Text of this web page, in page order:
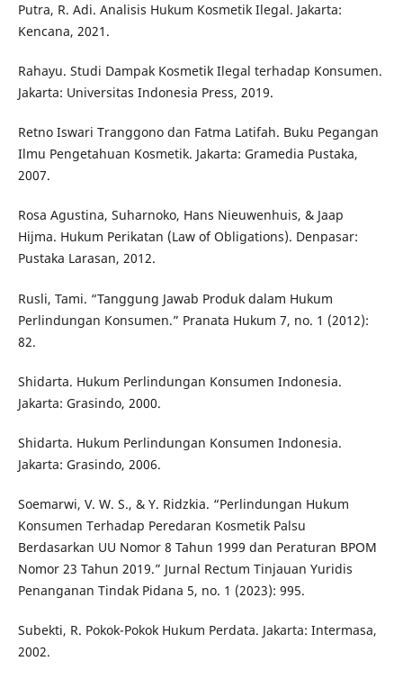
Putra, R. Adi. Analisis Hukum Kosmetik Ilegal. Jakarta:
Kencana, 2021.
Rahayu. Studi Dampak Kosmetik Ilegal terhadap Konsumen.
Jakarta: Universitas Indonesia Press, 2019.
Retno Iswari Tranggono dan Fatma Latifah. Buku Pegangan
Ilmu Pengetahuan Kosmetik. Jakarta: Gramedia Pustaka,
2007.
Rosa Agustina, Suharnoko, Hans Nieuwenhuis, & Jaap
Hijma. Hukum Perikatan (Law of Obligations). Denpasar:
Pustaka Larasan, 2012.
Rusli, Tami. “Tanggung Jawab Produk dalam Hukum
Perlindungan Konsumen.” Pranata Hukum 7, no. 1 (2012):
82.
Shidarta. Hukum Perlindungan Konsumen Indonesia.
Jakarta: Grasindo, 2000.
Shidarta. Hukum Perlindungan Konsumen Indonesia.
Jakarta: Grasindo, 2006.
Soemarwi, V. W. S., & Y. Ridzkia. “Perlindungan Hukum
Konsumen Terhadap Peredaran Kosmetik Palsu
Berdasarkan UU Nomor 8 Tahun 1999 dan Peraturan BPOM
Nomor 23 Tahun 2019.” Jurnal Rectum Tinjauan Yuridis
Penanganan Tindak Pidana 5, no. 1 (2023): 995.
Subekti, R. Pokok-Pokok Hukum Perdata. Jakarta: Intermasa,
2002.